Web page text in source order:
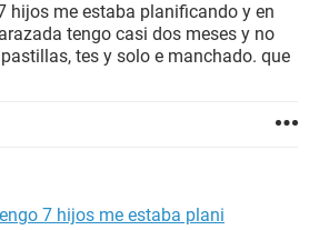
hijos me estaba planificando y en
tengo casi dos meses y no
tes y solo e manchado. que
7 hijos me estaba plani